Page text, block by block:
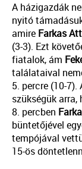
A házigazdák
nyitó
amire Farkas
(3-3). Ezt
fiatalok, ám
találataival
5. percre (10-
szükségük arra,
8. percben
büntetőjével
tempójával
15-ös